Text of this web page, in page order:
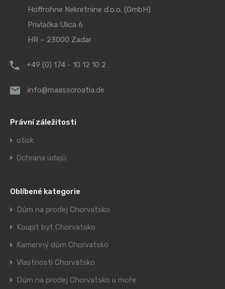
Hoffrohne Nekretnine d.o.o. (GmbH)
Privlačka Ulica 6
HR – 23000 Zadar
+49 (0) 174 - 10 12 10 2
info@maasscroatia.de
Právní záležitosti
otisk
Ochrana údajů
Oblíbené kategorie
Dům na prodej Chorvatsko
Koupit byt Chorvatsko
Kamenný dům Chorvatsko
Vlastnosti Chorvatsko
Dům na prodej Chorvatsko u moře